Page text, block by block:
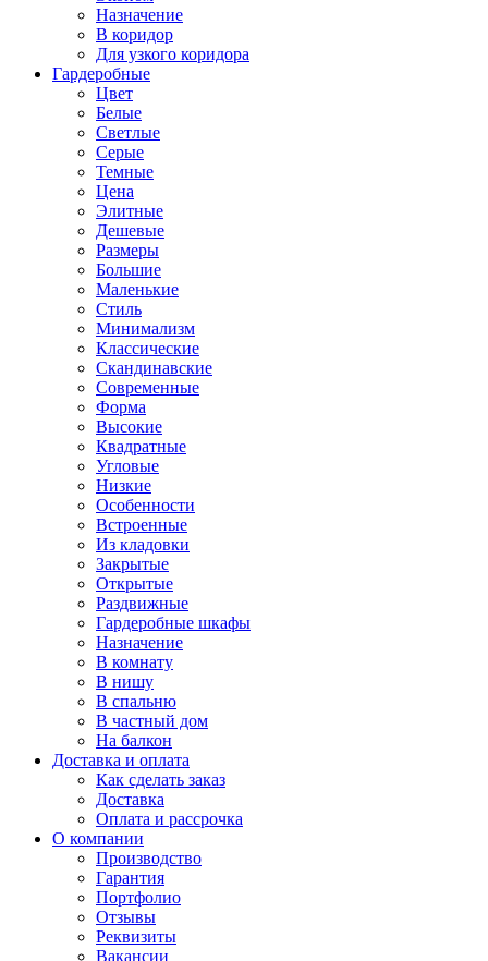
Назначение
В коридор
Для узкого коридора
Гардеробные
Цвет
Белые
Светлые
Серые
Темные
Цена
Элитные
Дешевые
Размеры
Большие
Маленькие
Стиль
Минимализм
Классические
Скандинавские
Современные
Форма
Высокие
Квадратные
Угловые
Низкие
Особенности
Встроенные
Из кладовки
Закрытые
Открытые
Раздвижные
Гардеробные шкафы
Назначение
В комнату
В нишу
В спальню
В частный дом
На балкон
Доставка и оплата
Как сделать заказ
Доставка
Оплата и рассрочка
О компании
Производство
Гарантия
Портфолио
Отзывы
Реквизиты
Вакансии